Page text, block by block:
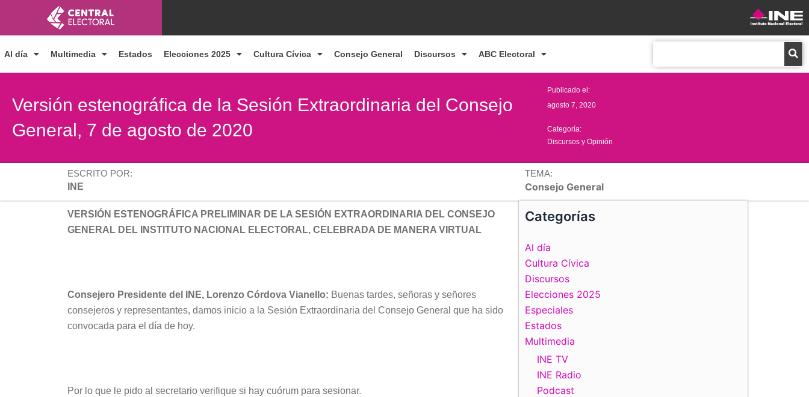
contenido
Al día Multimedia Estados Elecciones 2025 Cultura Cívica Consejo General Discursos ABC Electoral
Versión estenográfica de la Sesión Extraordinaria del Consejo
General, 7 de agosto de 2020
Publicado el:
agosto 7, 2020
Categoría:
Discursos y Opinión
ESCRITO POR:
INE
TEMA:
Consejo General
VERSIÓN ESTENOGRÁFICA PRELIMINAR DE LA SESIÓN EXTRAORDINARIA DEL CONSEJO
GENERAL DEL INSTITUTO NACIONAL ELECTORAL, CELEBRADA DE MANERA VIRTUAL
Consejero Presidente del INE, Lorenzo Córdova Vianello: Buenas tardes, señoras y señores
consejeros y representantes, damos inicio a la Sesión Extraordinaria del Consejo General que ha sido
convocada para el día de hoy.
Por lo que le pido al secretario verifique si hay cuórum para sesionar.
Categorías
Al día
Cultura Cívica
Discursos
Elecciones 2025
Especiales
Estados
Multimedia
INE TV
INE Radio
Podcast